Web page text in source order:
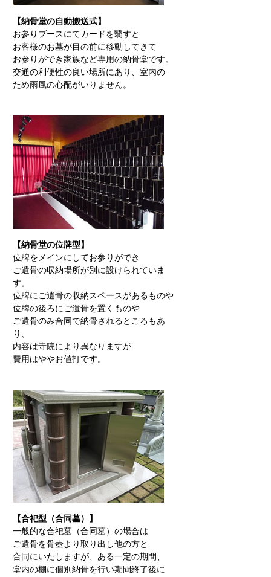
【納骨堂の自動搬送式】
お参りブースにてカードを翳すと
お客様のお墓が目の前に移動してきて
お参りができ家族など専用の納骨堂です。
交通の利便性の良い場所にあり、室内の
ため雨風の心配がいりません。
【納骨堂の位牌型】
位牌をメインにしてお参りができ
ご遺骨の収納場所が別に設けられていま
す。
位牌にご遺骨の収納スペースがあるものや
位牌の後ろにご遺骨を置くものや
ご遺骨のみ合同で納骨されるところもあ
り、
内容は寺院により異なりますが
費用はややお値打です。
【合祀型（合同墓）】
一般的な合祀墓（合同墓）の場合は
ご遺骨を骨壺より取り出し他の方と
合同にいたしますが、ある一定の期間、
堂内の棚に個別納骨を行い期間終了後に